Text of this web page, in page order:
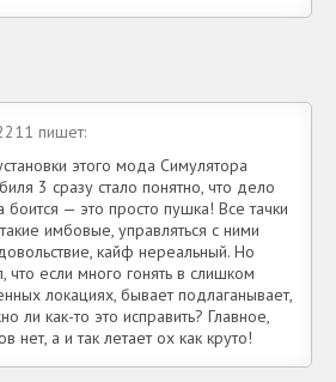
пишет:
этого мода Симулятора
3 сразу стало понятно, что дело
боится — это просто пушка! Все тачки
имбовые, управляться с ними
кайф нереальный. Но
что если много гонять в слишком
локациях, бывает подлаганывает,
ли как-то это исправить? Главное,
нет, а и так летает ох как круто!